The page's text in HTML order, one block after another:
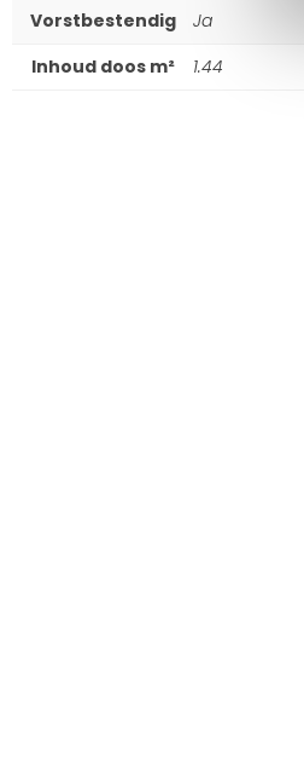
Vorstbestendig
Ja
Inhoud doos m²
1.44